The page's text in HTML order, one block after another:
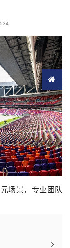
场景，专业团队